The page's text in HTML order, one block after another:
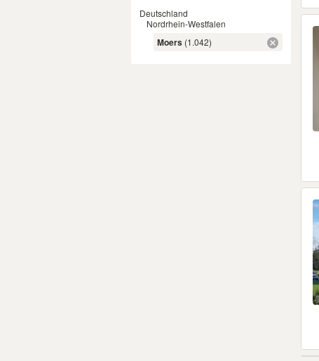
Deutschland
Nordrhein-Westfalen
Moers (1.042)